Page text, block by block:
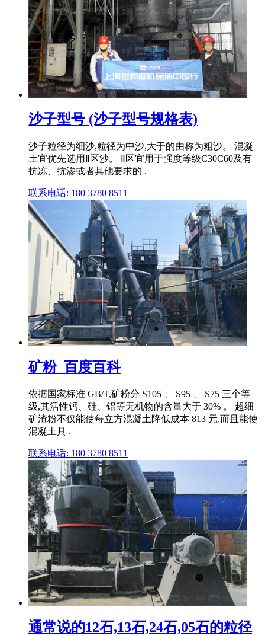
沙子型号 (沙子型号规格表)
沙子粒径为细沙,粒径为中沙,大于的由称为粗沙。 混凝
土宜优先选用Ⅱ区沙。 Ⅱ区宜用于强度等级C30C60及有
抗冻、抗渗或者其他要求的 .
联系电话: 180 3780 8511
矿粉_百度百科
依据国家标准 GB/T,矿粉分 S105 、 S95 、 S75 三个等
级,其活性钙、硅、铝等无机物的含量大于 30% 。 超细
矿渣粉不仅能使每立方混凝土降低成本 813 元,而且能使
混凝土具 .
联系电话: 180 3780 8511
通常说的12石,13石,24石,05石的粒径